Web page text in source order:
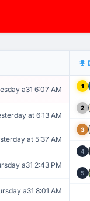
GIÁM SÁT TỰ
a31 6:07 AM
at 6:13 AM
at 5:37 AM
a31 2:43 PM
a31 8:01 AM
1
2
3
4
5